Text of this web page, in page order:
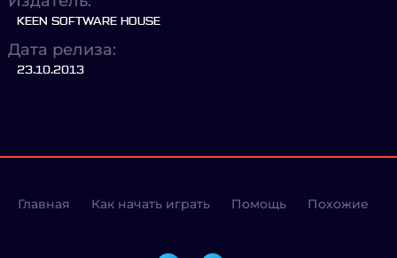
KEEN SOFTWARE HOUSE
Дата релиза:
23.10.2013
Главная Как начать играть Помощь Похожие